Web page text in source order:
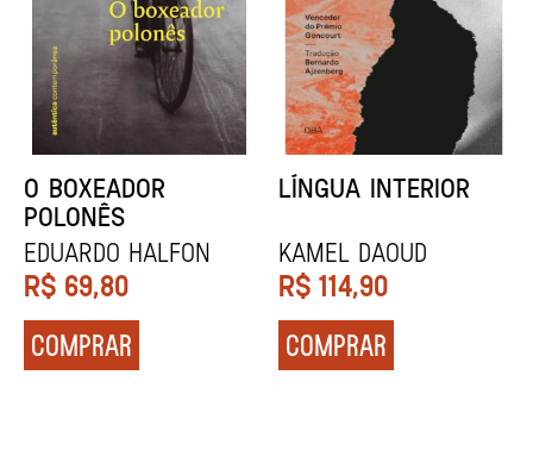
DENTES BRANCOS
Zadie Smith
R$ 129,90
COMPRAR
UCRÂNIA
Andrei Kurkov
R$ 139,90
COMPRAR